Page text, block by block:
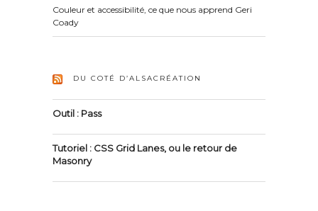
Couleur et accessibilité, ce que nous apprend Geri
Coady
DU COTÉ D’ALSACRÉATION
Outil : Pass
Tutoriel : CSS Grid Lanes, ou le retour de
Masonry